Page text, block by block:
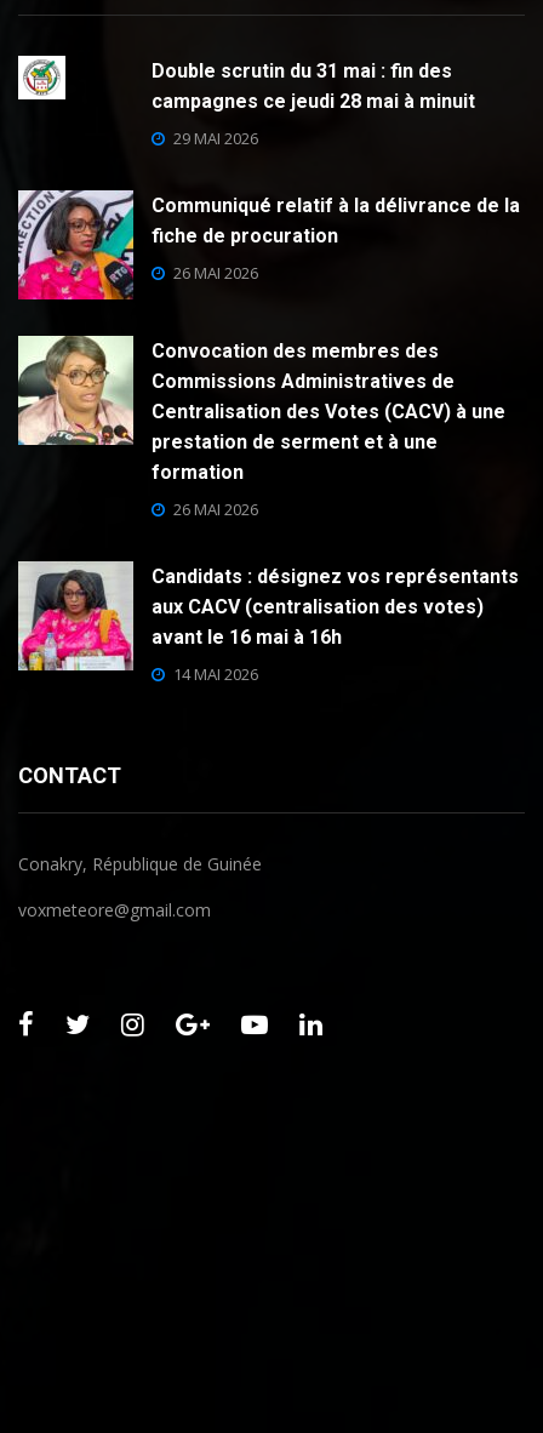
Double scrutin du 31 mai : fin des
campagnes ce jeudi 28 mai à minuit
29 MAI 2026
Communiqué relatif à la délivrance de la
fiche de procuration
26 MAI 2026
Convocation des membres des
Commissions Administratives de
Centralisation des Votes (CACV) à une
prestation de serment et à une
formation
26 MAI 2026
Candidats : désignez vos représentants
aux CACV (centralisation des votes)
avant le 16 mai à 16h
14 MAI 2026
CONTACT
Conakry, République de Guinée
voxmeteore@gmail.com